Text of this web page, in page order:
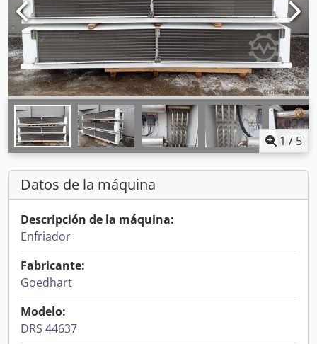
1 / 5
Datos de la máquina
Descripción de la máquina:
Enfriador
Fabricante:
Goedhart
Modelo:
DRS 44637